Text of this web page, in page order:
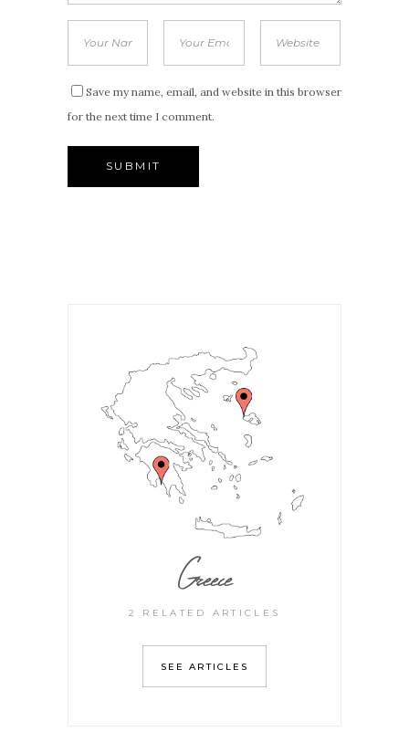
Save my name, email, and website in this browser
for the next time I comment.
Greece
2 RELATED ARTICLES
SEE ARTICLES